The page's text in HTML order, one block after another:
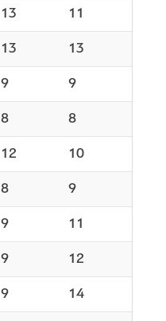
13 11
13 13
9 9
8 8
12 10
8 9
9 11
9 12
9 14